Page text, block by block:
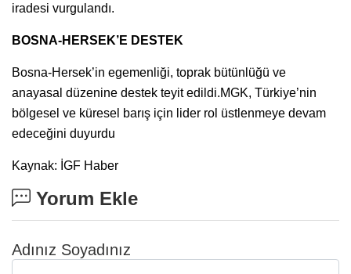
iradesi vurgulandı.
BOSNA-HERSEK’E DESTEK
Bosna-Hersek’in egemenliği, toprak bütünlüğü ve
anayasal düzenine destek teyit edildi.MGK, Türkiye’nin
bölgesel ve küresel barış için lider rol üstlenmeye devam
edeceğini duyurdu
Kaynak: İGF Haber
Yorum Ekle
Adınız Soyadınız